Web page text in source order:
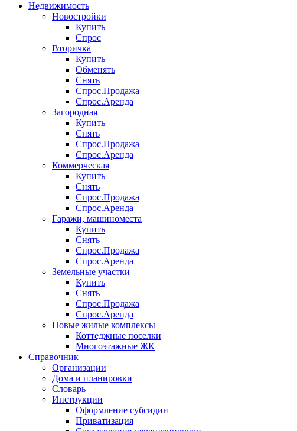
Недвижимость
Новостройки
Купить
Спрос
Вторичка
Купить
Обменять
Снять
Спрос.Продажа
Спрос.Аренда
Загородная
Купить
Снять
Спрос.Продажа
Спрос.Аренда
Коммерческая
Купить
Снять
Спрос.Продажа
Спрос.Аренда
Гаражи, машиноместа
Купить
Снять
Спрос.Продажа
Спрос.Аренда
Земельные участки
Купить
Снять
Спрос.Продажа
Спрос.Аренда
Новые жилые комплексы
Коттеджные поселки
Многоэтажные ЖК
Справочник
Организации
Дома и планировки
Словарь
Инструкции
Оформление субсидии
Приватизация